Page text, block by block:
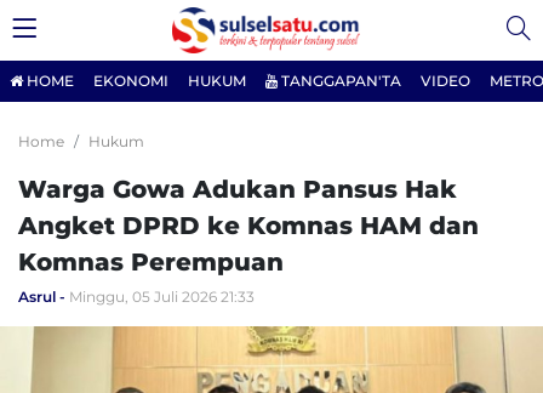
HOME EKONOMI HUKUM TANGGAPAN'TA VIDEO
Home Hukum
Warga Gowa Adukan Pansus Hak
Angket DPRD ke Komnas HAM dan
Komnas Perempuan
Asrul Minggu, 05 Juli 2026 21:33